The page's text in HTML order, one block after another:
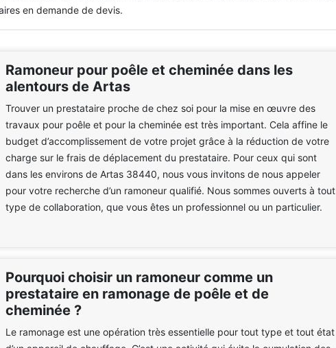
en demande de devis.
Ramoneur pour poêle et cheminée dans les
alentours de Artas
Trouver un prestataire proche de chez soi pour la mise en œuvre des
travaux pour poêle et pour la cheminée est très important. Cela affine le
budget d’accomplissement de votre projet grâce à la réduction de votre
charge sur le frais de déplacement du prestataire. Pour ceux qui sont
dans les environs de Artas 38440, nous vous invitons de nous appeler
pour votre recherche d’un ramoneur qualifié. Nous sommes ouverts à tout
type de collaboration, que vous êtes un professionnel ou un particulier.
Pourquoi choisir un ramoneur comme un
prestataire en ramonage de poêle et de
cheminée ?
Le ramonage est une opération très essentielle pour tout type et tout état